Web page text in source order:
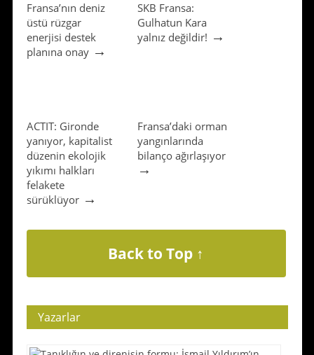
Fransa’nın deniz
üstü rüzgar
enerjisi destek
planına onay→
SKB Fransa:
Gulhatun Kara
yalnız değildir! →
ACTIT: Gironde
yanıyor, kapitalist
düzenin ekolojik
yıkımı halkları
felakete
sürüklüyor→
Fransa’daki orman
yangınlarında
bilanço ağırlaşıyor
→
Back to Top ↑
Yazarlar